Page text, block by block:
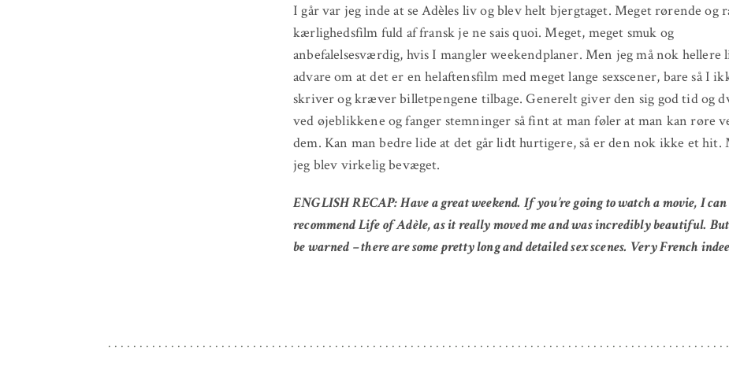
I går var jeg inde at se Adèles liv og blev helt bjergtaget. Meget rørende og
kærlighedsfilm fuld af fransk je ne sais quoi. Meget, meget smuk og
anbefalelsesværdig, hvis I mangler weekendplaner. Men jeg må nok hellere
advare om at det er en helaftensfilm med meget lange sexscener, bare så I
skriver og kræver billetpengene tilbage. Generelt giver den sig god tid og
ved øjeblikkene og fanger stemninger så fint at man føler at man kan røre
dem. Kan man bedre lide at det går lidt hurtigere, så er den nok ikke et hit.
jeg blev virkelig bevæget.
ENGLISH RECAP: Have a great weekend. If you’re going to watch a movie, I can
recommend Life of Adèle, as it really moved me and was incredibly beautiful.
be warned – there are some pretty long and detailed sex scenes. Very French